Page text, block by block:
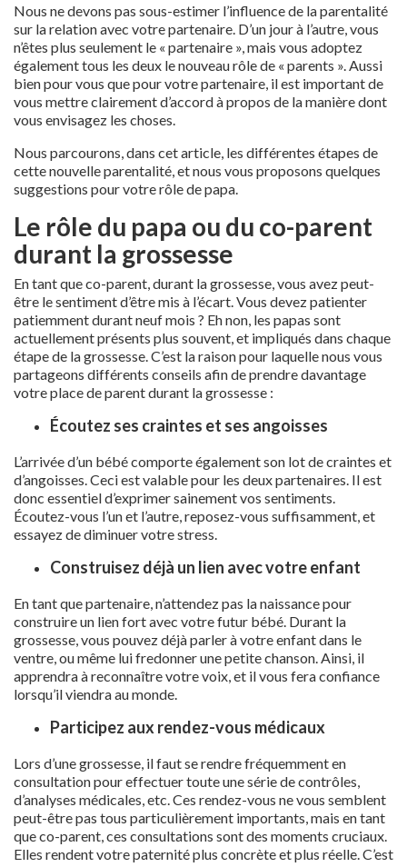
Nous ne devons pas sous-estimer l’influence de la parentalité
sur la relation avec votre partenaire. D’un jour à l’autre, vous
n’êtes plus seulement le « partenaire », mais vous adoptez
également tous les deux le nouveau rôle de « parents ». Aussi
bien pour vous que pour votre partenaire, il est important de
vous mettre clairement d’accord à propos de la manière dont
vous envisagez les choses.
Nous parcourons, dans cet article, les différentes étapes de
cette nouvelle parentalité, et nous vous proposons quelques
suggestions pour votre rôle de papa.
Le rôle du papa ou du co-parent
durant la grossesse
En tant que co-parent, durant la grossesse, vous avez peut-
être le sentiment d’être mis à l’écart. Vous devez patienter
patiemment durant neuf mois ? Eh non, les papas sont
actuellement présents plus souvent, et impliqués dans chaque
étape de la grossesse. C’est la raison pour laquelle nous vous
partageons différents conseils afin de prendre davantage
votre place de parent durant la grossesse :
Écoutez ses craintes et ses angoisses
L’arrivée d’un bébé comporte également son lot de craintes et
d’angoisses. Ceci est valable pour les deux partenaires. Il est
donc essentiel d’exprimer sainement vos sentiments.
Écoutez-vous l’un et l’autre, reposez-vous suffisamment, et
essayez de diminuer votre stress.
Construisez déjà un lien avec votre enfant
En tant que partenaire, n’attendez pas la naissance pour
construire un lien fort avec votre futur bébé. Durant la
grossesse, vous pouvez déjà parler à votre enfant dans le
ventre, ou même lui fredonner une petite chanson. Ainsi, il
apprendra à reconnaître votre voix, et il vous fera confiance
lorsqu’il viendra au monde.
Participez aux rendez-vous médicaux
Lors d’une grossesse, il faut se rendre fréquemment en
consultation pour effectuer toute une série de contrôles,
d’analyses médicales, etc. Ces rendez-vous ne vous semblent
peut-être pas tous particulièrement importants, mais en tant
que co-parent, ces consultations sont des moments cruciaux.
Elles rendent votre paternité plus concrète et plus réelle. C’est